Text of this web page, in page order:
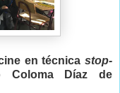
en técnica stop-
Coloma Díaz de